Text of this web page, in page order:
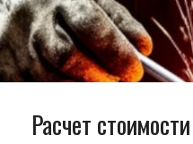
Расчет